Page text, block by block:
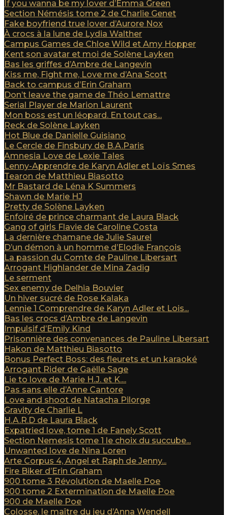
If you wanna be my lover d’Emma Green
Section Némésis tome 2 de Charlie Genet
Fake boyfriend true lover d’Aurore Nox
À crocs à la lune de Lydia Walther
Campus Games de Chloe Wild et Amy Hopper
Kent son avatar et moi de Solène Layken
Bas les griffes d’Ambre de Langevin
Kiss me, Fight me, Love me d’Ana Scott
Back to campus d’Erin Graham
Don’t leave the game de Théo Lemattre
Serial Player de Marion Laurent
Mon boss est un léopard. En tout cas...
Reck de Solène Layken
Hot Blue de Danielle Guisiano
Le Cercle de Finsbury de B.A.Paris
Amnesia Love de Lexie Tales
Lenny-Apprendre de Karyn Adler et Loïs Smes
Tearon de Matthieu Biasotto
Mr Bastard de Léna K Summers
Shawn de Marie HJ
Pretty de Solène Layken
Enfoiré de prince charmant de Laura Black
Gang of girls Flavie de Caroline Costa
La dernière chamane de Julie Saurel
D’un démon à un homme d’Elodie François
La passion du Comte de Pauline Libersart
Arrogant Highlander de Mina Zadig
Le serment
Sex enemy de Delhia Bouvier
Un hiver sucré de Rose Kalaka
Lennie 1 Comprendre de Karyn Adler et Lois...
Bas les crocs d’Ambre de Langevin
Impulsif d’Emily Kind
Prisonnière des convenances de Pauline Libersart
Hakon de Matthieu Biasotto
Bonus Perfect Boss: des fleurets et un karaoké
Arrogant Rider de Gaëlle Sage
Lie to love de Marie H.J. et K....
Pas sans elle d’Anne Cantore
Love and shoot de Natacha Pilorge
Gravity de Charlie L
H.A.R.D de Laura Black
Expatried love, tome 1 de Fanely Scott
Section Nemesis tome 1 le choix du succube...
Unwanted love de Nina Loren
Arte Corpus 4, Angel et Raph de Jenny...
Fire Biker d’Erin Graham
900 tome 3 Révolution de Maelle Poe
900 tome 2 Extermination de Maelle Poe
900 de Maelle Poe
Colosse, le maître du jeu d’Anna Wendell